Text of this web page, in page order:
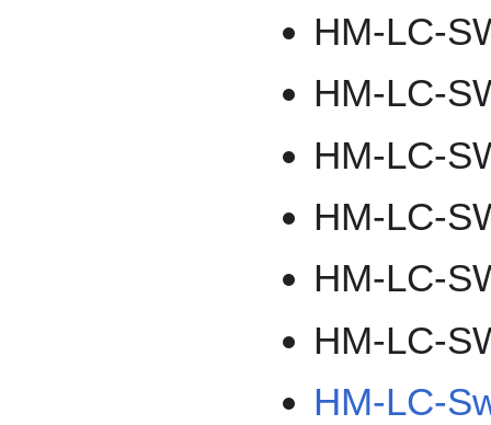
HM-LC-
HM-LC-
HM-LC-
HM-LC-
HM-LC-
HM-LC-
HM-LC-